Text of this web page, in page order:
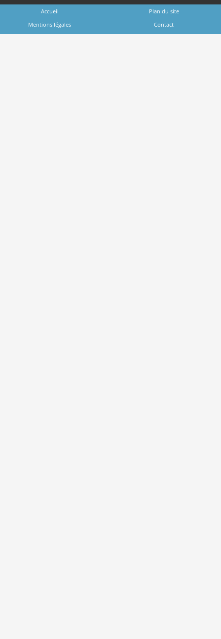
Accueil
Plan du site
Mentions légales
Contact